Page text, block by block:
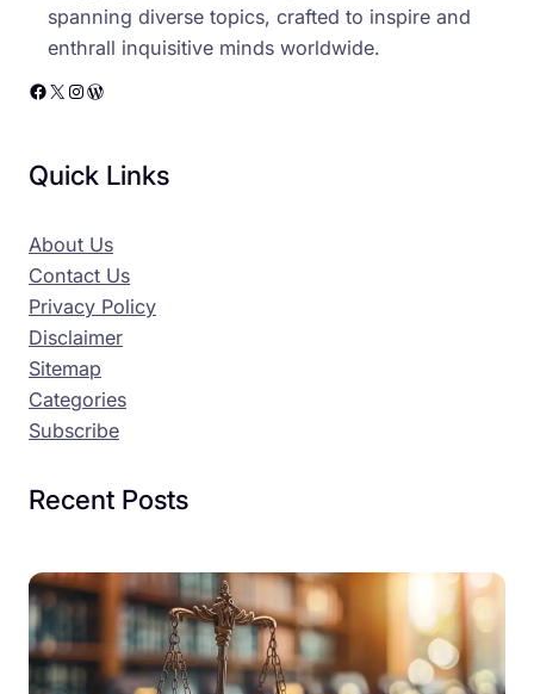
spanning diverse topics, crafted to inspire and
enthrall inquisitive minds worldwide.
Facebook X Instagram WordPress
Quick Links
About Us
Contact Us
Privacy Policy
Disclaimer
Sitemap
Categories
Subscribe
Recent Posts